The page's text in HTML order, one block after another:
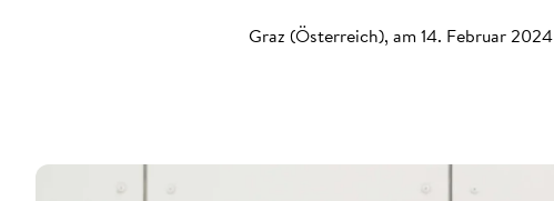
Graz (Österreich), am 14. Februar 2024